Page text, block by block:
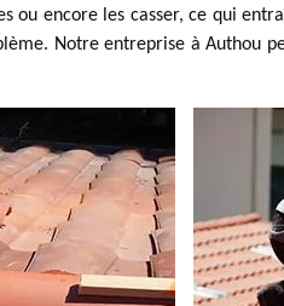
ou encore les casser, ce qui
Notre entreprise à Authou